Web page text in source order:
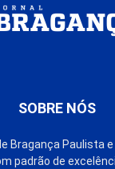
SOBRE NÓS
Bragança Paulista
padrão de